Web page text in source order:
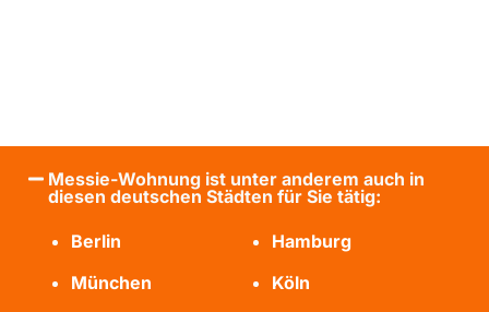
Messie-Wohnung ist unter anderem auch in
diesen deutschen Städten für Sie tätig:
Berlin
Hamburg
München
Köln